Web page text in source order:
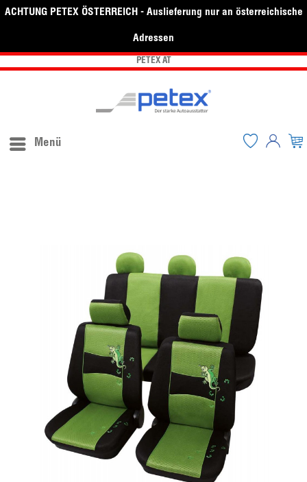
ACHTUNG PETEX ÖSTERREICH - Auslieferung nur an österreichische
Adressen
PETEX AT
Menü